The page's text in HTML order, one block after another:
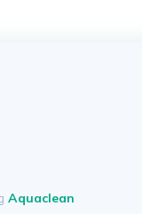
Aquaclean